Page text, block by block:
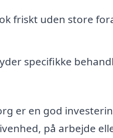
friskt uden store
specifikke
er en god
på arbejde